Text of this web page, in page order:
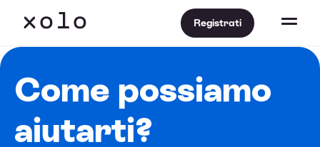
Registrati
Come possiamo
aiutarti?